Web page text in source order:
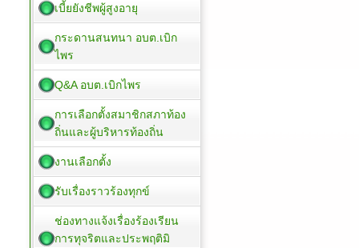
เบี้ยยังชีพผู้สูงอายุ
กระดานสนทนา อบต.เบิก
ไพร
Q&A อบต.เบิกไพร
การเลือกตั้งสมาชิกสภาท้อง
ถิ่นและผู้บริหารท้องถิ่น
งานเลือกตั้ง
รับเรื่องราวร้องทุกข์
ช่องทางแจ้งเรื่องร้องเรียน
การทุจริตและประพฤติมิ